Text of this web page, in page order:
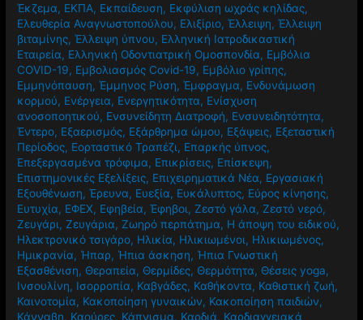
Έκζεμα, ΕΚΠΑ, Εκπαίδευση, Εκφύλιση ωχράς κηλίδας,
Ελευθερία Αναγνωστοπούλου, Ελιξίριο,Έλλειψη,Έλλειψη
βιταμίνης,Έλλειψη ύπνου, Ελληνική Ιατροδικαστική
Εταιρεία, Ελληνική Οδοντιατρική Ομοσπονδία, Εμβόλια
COVID-19, Εμβολιασμός Covid-19, Εμβόλιο γρίπης,
Εμμηνόπαυση,Έμμηνος Ρύση,Έμφραγμα, Ενδυνάμωση
κορμού, Ενέργεια, Ενεργητικότητα, Ενίσχυση
ανοσοποητικού, Ενσυνείδητη Διατροφή, Ενσυνειδητότητα,
Έντερο, Εξαερισμός, Εξάρθρημα ώμου, Εξάψεις, Εξεταστική
Περίοδος, Εορταστικό Τραπέζι, Επαρκής ύπνος,
Επεξεργασμένα τρόφιμα, Επικρίσεις, Επίσκεψη,
Επιστημονικές Εξελίξεις, Επιχειρηματικά Νέα, Εργασιακή
Εξουθένωση,Έρευνα, Ευεξία, Ευκάλυπτος, Εύρος κίνησης,
Ευτυχία, ΕΦΕΧ, Εφηβεία,Έφηβοι,Ζεστό γάλα,Ζεστό νερό,
Ζευγάρι,Ζευγάρια,Ζωηρό περπάτημα, Η άποψη του ειδικού,
Ηλεκτρονικό τσιγάρο, Ηλικία, Ηλικιωμένοι, Ηλικιωμένος,
Ημικρανία, Ήπαρ, Ήπια άσκηση, Ήπια Γνωστική
Εξασθένιση, Θεραπεία, Θερμίδες, Θερμότητα, Θέσεις yoga,
Ινσουλίνη, Ισορροπία, Καβγάδες, Καθήκοντα, Καθιστική ζωή,
Καινοτομία, Κακοποίηση γυναικών, Κακοποίηση παιδιών,
Κάνναβη, Καούρες, Κάπνισμα, Καρδιά, Καρδιαγγειακά